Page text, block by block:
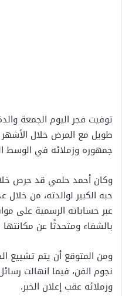
توفيت فجر اليوم الجمعة
طويل مع المرض خلال
جمهوره وزملائه في الوسط
وكان أحمد حلمي قد حرص خلال
حبه الكبير لوالدته، من
عبر حساباته الرسمية على
بالشفاء ومتحدثًا عن
ومن المتوقع أن يتم تشييع
نجوم الفن، فيما انهالت
وزملائه عقب إعلان الخبر.